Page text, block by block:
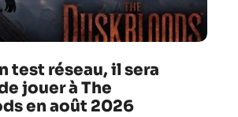
test réseau, il sera
jouer à The
en août 2026